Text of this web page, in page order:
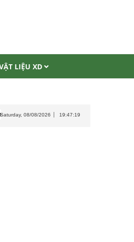
LIỆU XD
Eo Gió ở đâu? Gạch đen vân vàng
Saturday, 08/08/2026 19:47:21